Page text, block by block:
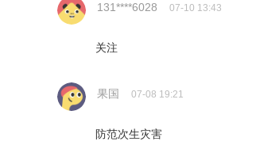
131****6028 07-10 13:43
关注
果国 07-08 19:21
防范次生灾害